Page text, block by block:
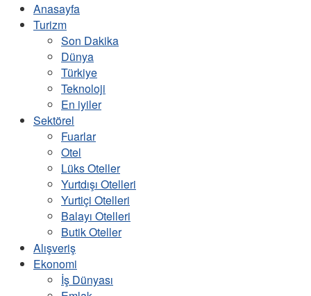
Anasayfa
Turizm
Son Dakika
Dünya
Türkiye
Teknoloji
En iyiler
Sektörel
Fuarlar
Otel
Lüks Oteller
Yurtdışı Otelleri
Yurtiçi Otelleri
Balayı Otelleri
Butik Oteller
Alışveriş
Ekonomi
İş Dünyası